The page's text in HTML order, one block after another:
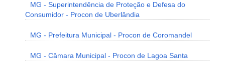
MG - Superintendência de Proteção e Defesa do
Consumidor - Procon de Uberlândia
MG - Prefeitura Municipal - Procon de Coromandel
MG - Câmara Municipal - Procon de Lagoa Santa